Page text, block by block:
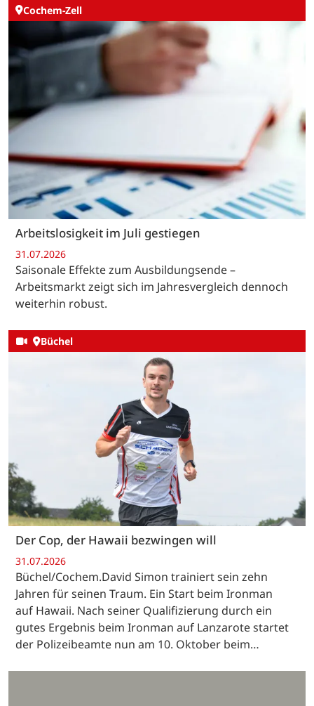
Cochem-Zell
Arbeitslosigkeit im Juli gestiegen
31.07.2026
Saisonale Effekte zum Ausbildungsende –
Arbeitsmarkt zeigt sich im Jahresvergleich dennoch
weiterhin robust.
Büchel
Der Cop, der Hawaii bezwingen will
31.07.2026
Büchel/Cochem.David Simon trainiert sein zehn
Jahren für seinen Traum. Ein Start beim Ironman
auf Hawaii. Nach seiner Qualifizierung durch ein
gutes Ergebnis beim Ironman auf Lanzarote startet
der Polizeibeamte nun am 10. Oktober beim…